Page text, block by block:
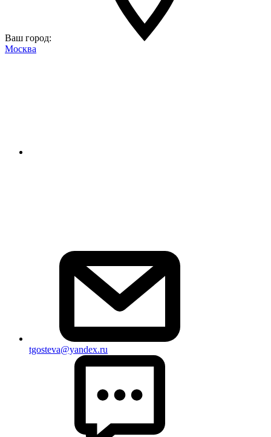
Ваш город:
Москва
tgosteva@yandex.ru